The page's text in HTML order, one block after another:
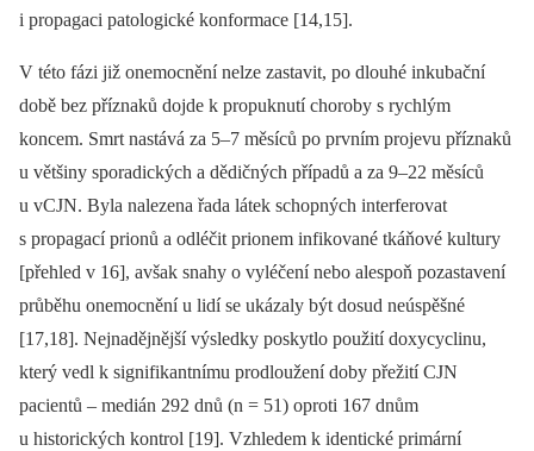
i propagaci patologické konformace [14,15].
V této fázi již onemocnění nelze zastavit, po dlouhé inkubační
době bez příznaků dojde k propuknutí choroby s rychlým
koncem. Smrt nastává za 5–7 měsíců po prvním projevu příznaků
u většiny sporadických a dědičných případů a za 9–22 měsíců
u vCJN. Byla nalezena řada látek schopných interferovat
s propagací prionů a odléčit prionem infikované tkáňové kultury
[přehled v 16], avšak snahy o vyléčení nebo alespoň pozastavení
průběhu onemocnění u lidí se ukázaly být dosud neúspěšné
[17,18]. Nejnadějnější výsledky poskytlo použití doxycyclinu,
který vedl k signifikantnímu prodloužení doby přežití CJN
pacientů –⁠ medián 292 dnů (n = 51) oproti 167 dnům
u historických kontrol [19]. Vzhledem k identické primární